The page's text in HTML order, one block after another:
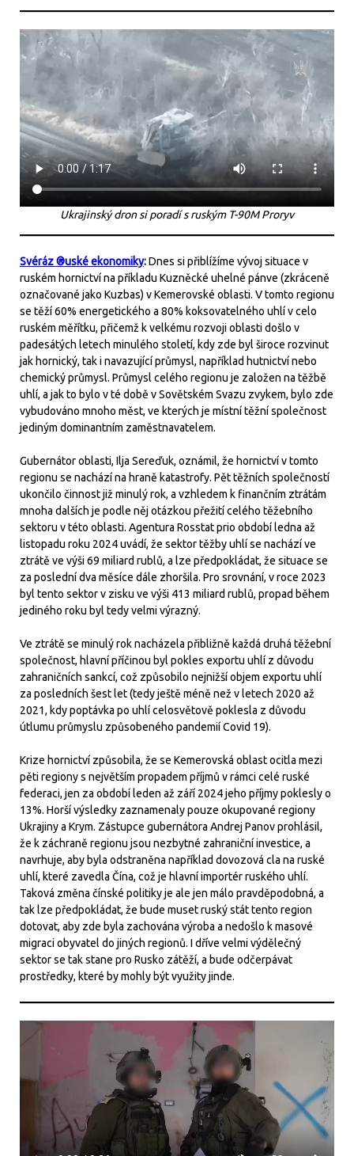
Ukrajinský dron si poradí s ruským T-90M Proryv
Svéráz ®uské ekonomiky:Dnes si přiblížíme vývoj situace v
ruském hornictví na příkladu Kuzněcké uhelné pánve (zkráceně
označované jako Kuzbas) v Kemerovské oblasti. V tomto regionu
se těží 60% energetického a 80% koksovatelného uhlí v celo
ruském měřítku, přičemž k velkému rozvoji oblasti došlo v
padesátých letech minulého století, kdy zde byl široce rozvinut
jak hornický, tak i navazující průmysl, například hutnictví nebo
chemický průmysl. Průmysl celého regionu je založen na těžbě
uhlí, a jak to bylo v té době v Sovětském Svazu zvykem, bylo zde
vybudováno mnoho měst, ve kterých je místní těžní společnost
jediným dominantním zaměstnavatelem.
Gubernátor oblasti, Ilja Sereďuk, oznámil, že hornictví v tomto
regionu se nachází na hraně katastrofy. Pět těžních společností
ukončilo činnost již minulý rok, a vzhledem k finančním ztrátám
mnoha dalších je podle něj otázkou přežití celého těžebního
sektoru v této oblasti. Agentura Rosstat prio období ledna až
listopadu roku 2024 uvádí, že sektor těžby uhlí se nachází ve
ztrátě ve výši 69 miliard rublů, a lze předpokládat, že situace se
za poslední dva měsíce dále zhoršila. Pro srovnání, v roce 2023
byl tento sektor v zisku ve výši 413 miliard rublů, propad během
jediného roku byl tedy velmi výrazný.
Ve ztrátě se minulý rok nacházela přibližně každá druhá těžební
společnost, hlavní příčinou byl pokles exportu uhlí z důvodu
zahraničních sankcí, což způsobilo nejnižší objem exportu uhlí
za posledních šest let (tedy ještě méně než v letech 2020 až
2021, kdy poptávka po uhlí celosvětově poklesla z důvodu
útlumu průmyslu způsobeného pandemií Covid 19).
Krize hornictví způsobila, že se Kemerovská oblast ocitla mezi
pěti regiony s největším propadem příjmů v rámci celé ruské
federaci, jen za období leden až září 2024 jeho příjmy poklesly o
13%. Horší výsledky zaznamenaly pouze okupované regiony
Ukrajiny a Krym. Zástupce gubernátora Andrej Panov prohlásil,
že k záchraně regionu jsou nezbytné zahraniční investice, a
navrhuje, aby byla odstraněna například dovozová cla na ruské
uhlí, které zavedla Čína, což je hlavní importér ruského uhlí.
Taková změna čínské politiky je ale jen málo pravděpodobná, a
tak lze předpokládat, že bude muset ruský stát tento region
dotovat, aby zde byla zachována výroba a nedošlo k masové
migraci obyvatel do jiných regionů. I dříve velmi výdělečný
sektor se tak stane pro Rusko zátěží, a bude odčerpávat
prostředky, které by mohly být využity jinde.